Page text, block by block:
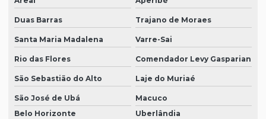
Duas Barras Trajano de Moraes
Santa Maria Madalena Varre-Sai
Rio das Flores Comendador Levy Gasparian
São Sebastião do Alto Laje do Muriaé
São José de Ubá
Macuco
Belo Horizonte
Uberlândia